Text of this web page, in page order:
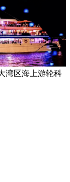
湾区海上游轮科